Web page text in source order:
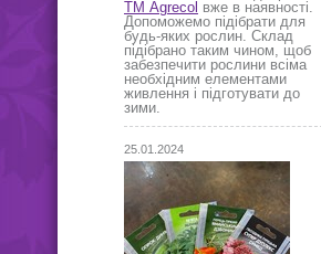
ТМ Agrecol вже в наявності.
Допоможемо підібрати для
будь-яких рослин. Склад
підібрано таким чином, щоб
забезпечити рослини всіма
необхідним елементами
живлення і підготувати до
зими.
25.01.2024